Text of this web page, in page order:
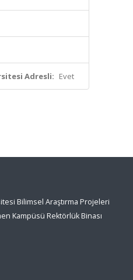
Adresli: Evet
Bilimsel Araştırma Projeleri
Kampüsü Rektörlük Binası